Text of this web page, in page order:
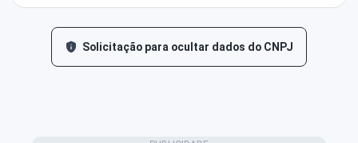
Solicitação para ocultar dados do CNPJ